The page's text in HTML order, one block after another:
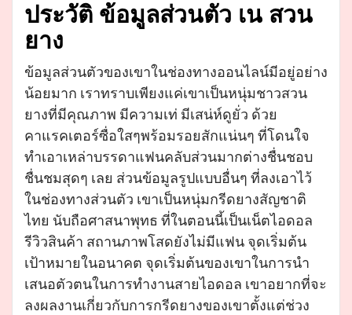
ประวัติ ข้อมูลส่วนตัว เน สวน
ยาง
ข้อมูลส่วนตัวของเขาในช่องทางออนไลน์มีอยู่อย่าง
น้อยมาก เราทราบเพียงแค่เขาเป็นหนุ่มชาวสวน
ยางที่มีคุณภาพ มีความเท่ มีเสน่ห์ดูยั่ว ด้วย
คาแรคเตอร์ซื่อใสๆพร้อมรอยสักแน่นๆ ที่โดนใจ
ทำเอาเหล่าบรรดาแฟนคลับส่วนมากต่างชื่นชอบ
ชื่นชมสุดๆ เลย ส่วนข้อมูลรูปแบบอื่นๆ ที่ลงเอาไว้
ในช่องทางส่วนตัว เขาเป็นหนุ่มกรีดยางสัญชาติ
ไทย นับถือศาสนาพุทธ ที่ในตอนนี้เป็นเน็ตไอดอล
รีวิวสินค้า สถานภาพโสดยังไม่มีแฟน จุดเริ่มต้น
เป้าหมายในอนาคต จุดเริ่มต้นของเขาในการนำ
เสนอตัวตนในการทำงานสายไอดอล เขาอยากที่จะ
ลงผลงานเกี่ยวกับการกรีดยางของเขาตั้งแต่ช่วง